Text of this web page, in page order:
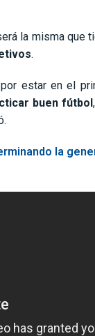
la misma que
.
estar en el
buen fútbol
la